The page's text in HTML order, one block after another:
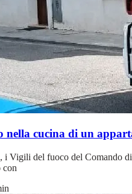
nella cucina di un
Vigili del fuoco del Comando
con